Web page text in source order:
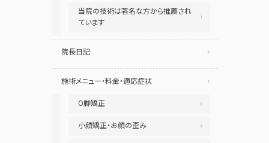
当院の技術は著名な方から推薦され
ています
院長日記
施術メニュー・料金・適応症状
O脚矯正
小顔矯正・お顔の歪み